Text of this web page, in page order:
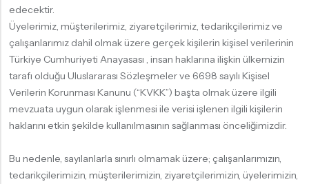
edecektir.
Üyelerimiz, müşterilerimiz, ziyaretçilerimiz, tedarikçilerimiz ve
çalışanlarımız dahil olmak üzere gerçek kişilerin kişisel verilerinin
Türkiye Cumhuriyeti Anayasası , insan haklarına ilişkin ülkemizin
tarafı olduğu Uluslararası Sözleşmeler ve 6698 sayılı Kişisel
Verilerin Korunması Kanunu (“KVKK”) başta olmak üzere ilgili
mevzuata uygun olarak işlenmesi ile verisi işlenen ilgili kişilerin
haklarını etkin şekilde kullanılmasının sağlanması önceliğimizdir.
Bu nedenle, sayılanlarla sınırlı olmamak üzere; çalışanlarımızın,
tedarikçilerimizin, müşterilerimizin, ziyaretçilerimizin, üyelerimizin,